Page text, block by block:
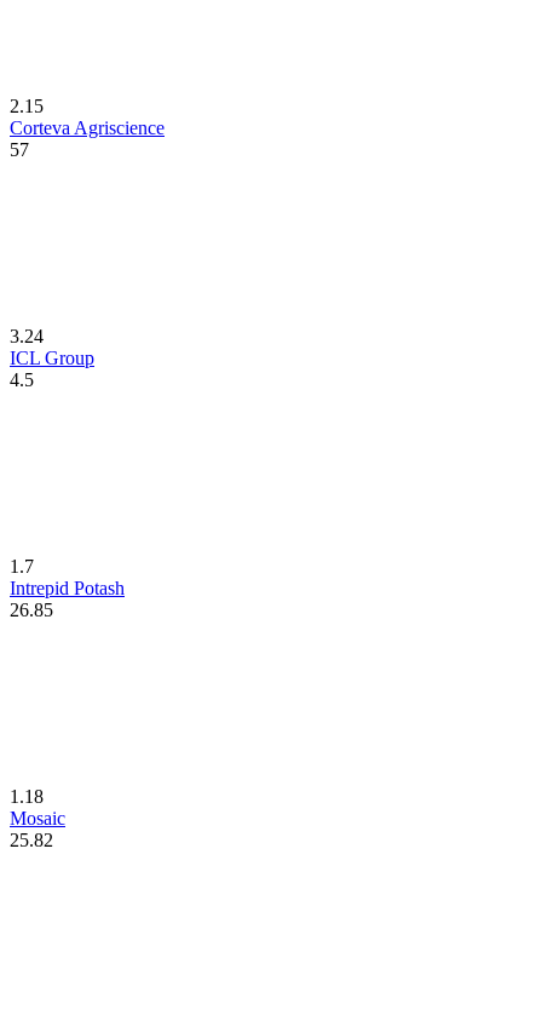
2.15
Corteva Agriscience
57
3.24
ICL Group
4.5
1.7
Intrepid Potash
26.85
1.18
Mosaic
25.82